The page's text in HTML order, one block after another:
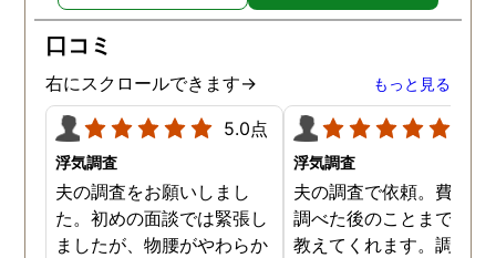
口コミ
右にスクロールできます→ もっと見る
5.0点
浮気調査
夫の調査をお願いしまし
た。初めの面談では緊張し
ましたが、物腰がやわらか
浮気調査
夫の調査で依頼。費用や
調べた後のことまで詳し
教えてくれます。調査対